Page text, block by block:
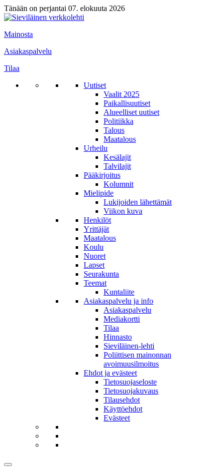
Tänään on perjantai 07. elokuuta 2026
Mainosta
Asiakaspalvelu
Tilaa
Uutiset
Vaalit 2025
Paikallisuutiset
Alueelliset uutiset
Politiikka
Talous
Maatalous
Urheilu
Kesälajit
Talvilajit
Pääkirjoitus
Kolumnit
Mielipide
Lukijoiden lähettämät
Viikon kuva
Henkilöt
Yrittäjät
Maatalous
Koulu
Nuoret
Lapset
Seurakunta
Teemat
Kuntaliite
Asiakaspalvelu ja info
Asiakaspalvelu
Mediakortti
Tilaa
Hinnasto
Sieviläinen-lehti
Poliittisen mainonnan
avoimuusilmoitus
Ehdot ja evästeet
Tietosuojaseloste
Tietosuojakuvaus
Tilausehdot
Käyttöehdot
Evästeet